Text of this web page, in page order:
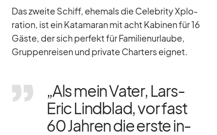
Das zweite Schiff, ehe­mals die Ce­le­brity Xplo­
ra­tion, ist ein Ka­ta­ma­ran mit acht Ka­bi­nen für 16
Gäste, der sich per­fekt für Fa­mi­li­en­ur­laube,
Grup­pen­rei­sen und pri­vate Char­ters eig­net.
„Als mein Va­ter, Lars-
Eric Lind­blad, vor fast
60 Jah­ren die erste in­